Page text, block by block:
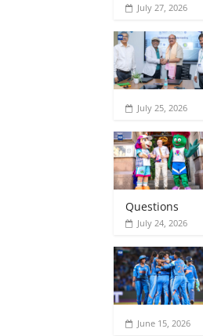
July 27, 2026
July 25, 2026
Questions
July 24, 2026
June 15, 2026